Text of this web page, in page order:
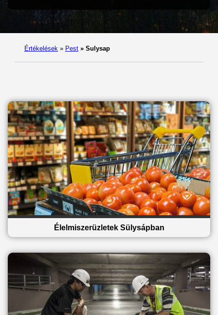
Értékelések » Pest » Sulysap
Élelmiszerüzletek Sülysápban